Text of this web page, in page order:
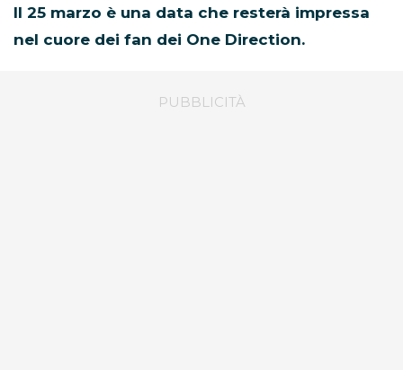
Il 25 marzo è una data che resterà impressa
nel cuore dei fan dei One Direction.